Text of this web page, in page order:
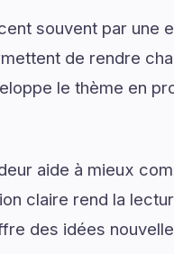
souvent par une
de rendre
le thème en
aide à mieux
claire rend la
des idées